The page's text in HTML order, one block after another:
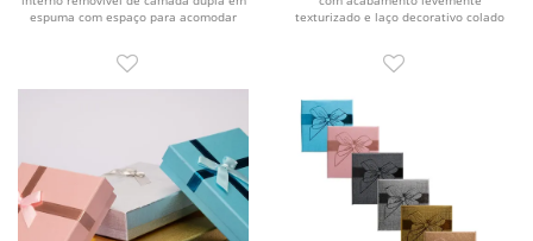
espuma com espaço para acomodar
texturizado e laço decorativo colado